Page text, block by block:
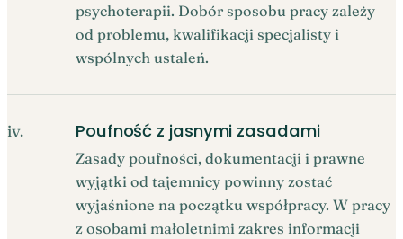
psychoterapii. Dobór sposobu pracy zależy
od problemu, kwalifikacji specjalisty i
wspólnych ustaleń.
iv. Poufność z jasnymi zasadami
Zasady poufności, dokumentacji i prawne
wyjątki od tajemnicy powinny zostać
wyjaśnione na początku współpracy. W pracy
z osobami małoletnimi zakres informacji